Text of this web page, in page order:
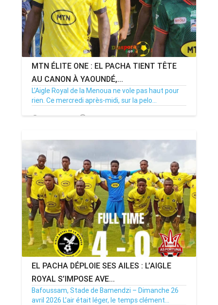
ASSAINISSEMENT
BREAKING-NEWS
CAMEROUN
PLUS
MTN ÉLITE ONE : EL PACHA TIENT TÊTE
AU CANON À YAOUNDÉ,...
L’Aigle Royal de la Menoua ne vole pas haut pour
rien. Ce mercredi après-midi, sur la pelo...
29/04/26 Par MenouActu 0
EL PACHA DÉPLOIE SES AILES : L’AIGLE
ROYAL S’IMPOSE AVE...
Bafoussam, Stade de Bamendzi – Dimanche 26
avril 2026 L’air était léger, le temps clément...